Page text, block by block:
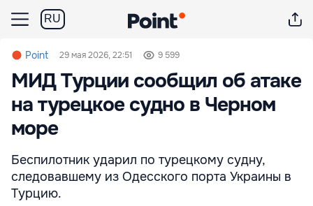
RU
Point 29 мая 2026, 22:51 9 599
МИД Турции сообщил об атаке
на турецкое судно в Черном
море
Беспилотник ударил по турецкому судну,
следовавшему из Одесского порта Украины в
Турцию.